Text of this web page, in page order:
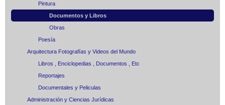
Pintura
Documentos y Libros
Obras
Poesía
Arquitectura Fotografías y Videos del Mundo
Libros , Enciclopedias , Documentos , Etc
Reportajes
Documentales y Peliculas
Administración y Ciencias Jurídicas